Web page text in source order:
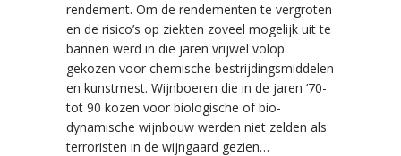
rendement. Om de rendementen te vergroten
en de risico’s op ziekten zoveel mogelijk uit te
bannen werd in die jaren vrijwel volop
gekozen voor chemische bestrijdingsmiddelen
en kunstmest. Wijnboeren die in de jaren ’70-
tot 90 kozen voor biologische of bio-
dynamische wijnbouw werden niet zelden als
terroristen in de wijngaard gezien…